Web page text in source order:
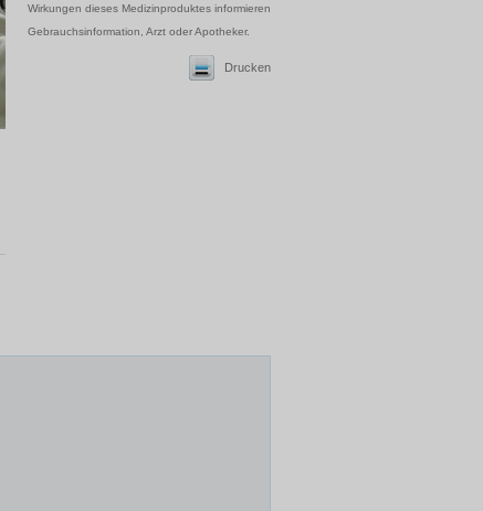
Wirkungen dieses Medizinproduktes informieren
Gebrauchsinformation, Arzt oder Apotheker.
Drucken